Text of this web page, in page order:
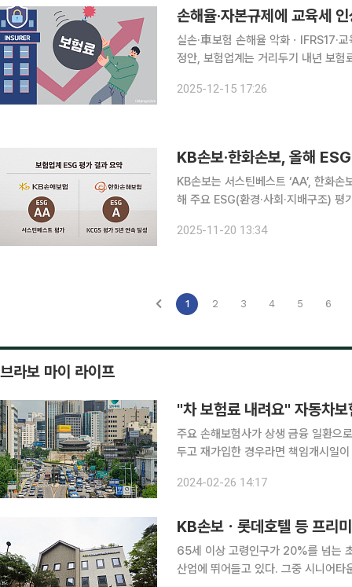
손해율·자본규제에 교육세
실손·車보험 손해율 악화ㆍIFRS17·
정안, 보험업계는 거리두기 내년 보험료 줄인상이 불가피할 전망이다. 실손의료보험(실손보험), 자
상까지 더해져 보험료 조정 압력은 임
2025-12-15 17:26
KB손보·한화손보, 올해
KB손보는 서스틴베스트 ‘AA’, 한화손보는 KCGS ‘통합
해 주요 ESG(환경·사회·지배구조)
(KCGS) ESG 평가에서 5년 연속 통
2025-11-20 13:34
1 2 3 4 5 6
브라보 마이 라이프
"차 보험료 내려요" 자동차
주요 손해보험사가 상생 금융 일환으
두고 재가입한 경우라면 책임개시일이 16일 이후
21일부터는 메리츠화재(3%)와 한화
2024-02-26 14:17
KB손보ㆍ롯데호텔 등 프리
65세 이상 고령인구가 20%를 넘는
산업에 뛰어들고 있다. 그중 시니어타운을 향한 관심이 뜨